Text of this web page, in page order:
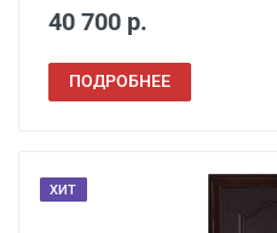
40 700 р.
ПОДРОБНЕЕ
ХИТ